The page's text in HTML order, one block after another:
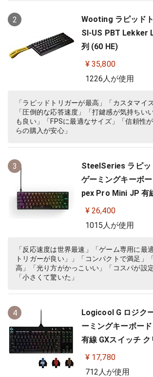
2
Wooting ラピッド
SI-US PBT Lekker
列 (60 HE)
¥ 35,800
1226人が使用
「ラピッドトリガーが最高」「カスタマイ
「圧倒的な応答速度」「打鍵感が気持ちい
も良い」「FPSに最適なサイズ」「信頼性
らの購入が安心」
3
SteelSeries ラピッ
ゲーミングキーボ
pex Pro Mini JP 有
mniPointスイッチ
ョンキー 搭載
¥ 26,400
1015人が使用
「反応速度は世界最速」「ゲーム専用に最
トリガーが良い」」「コンパクトで満足」
高」「光り方がかっこいい」「コスパが設
「小さくて驚いた」
4
Logicool G ロジク
ーミングキーボー
有線 GXスイッチ ク
配列 LIGHTSYNC
ル G-PKB-002 国内
¥ 17,780
712人が使用